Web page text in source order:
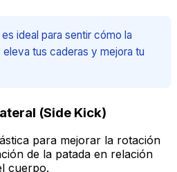
ideal para sentir cómo la
tus caderas y mejora tu
(Side Kick)
para mejorar la rotación
de la patada en relación
cuerpo.